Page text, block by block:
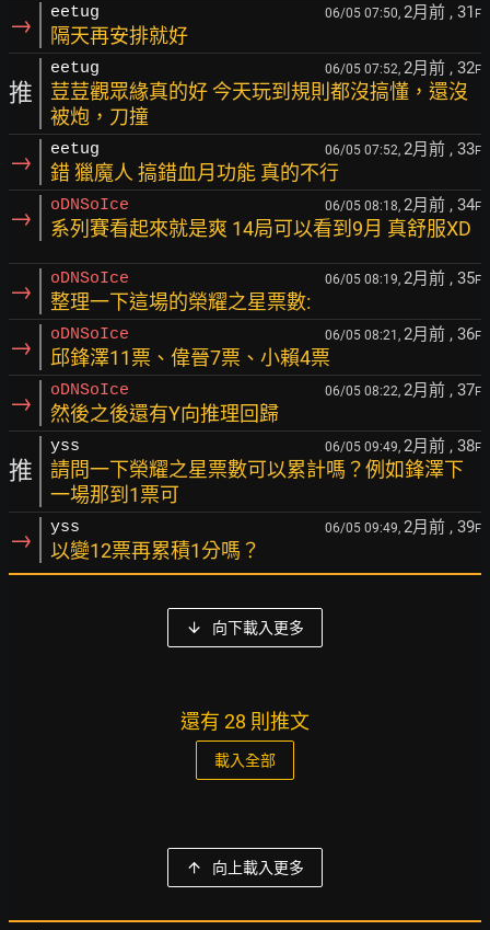
→ eetug 06/05 07:50, 2月前 , 31 F
隔天再安排就好
推
eetug 06/05 07:52, 2月前 , 32F
荳荳觀眾緣真的好 今天玩到規則都沒搞懂，還沒
被炮，刀撞
→ eetug 06/05 07:52, 2月前 , 33F
錯 獵魔人 搞錯血月功能 真的不行
→ oDNSoIce 06/05 08:18, 2月前 , 34F
系列賽看起來就是爽 14局可以看到9月 真舒服XD
→ oDNSoIce 06/05 08:19, 2月前 , 35F
整理一下這場的榮耀之星票數:
→ oDNSoIce 06/05 08:21, 2月前 , 36F
邱鋒澤11票、偉晉7票、小賴4票
→ oDNSoIce 06/05 08:22, 2月前 , 37F
然後之後還有Y向推理回歸
推
yss 06/05 09:49, 2月前 , 38F
請問一下榮耀之星票數可以累計嗎？例如鋒澤下
一場那到1票可
→ yss 06/05 09:49, 2月前 , 39F
以變12票再累積1分嗎？
向下載入更多
還有 28 則推文
載入全部
向上載入更多